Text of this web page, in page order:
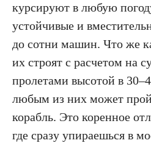
курсируют в любую
устойчивые и
до сотни машин. Что же
их строят с расчетом на
пролетами высотой в
любым из них может
корабль. Это коренное
где сразу упираешься в